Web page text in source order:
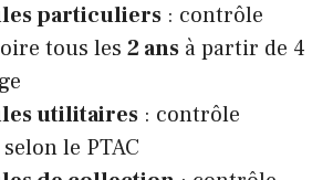
particuliers : contrôle
tous les 2 ans à partir de 4
utilitaires : contrôle
le PTAC